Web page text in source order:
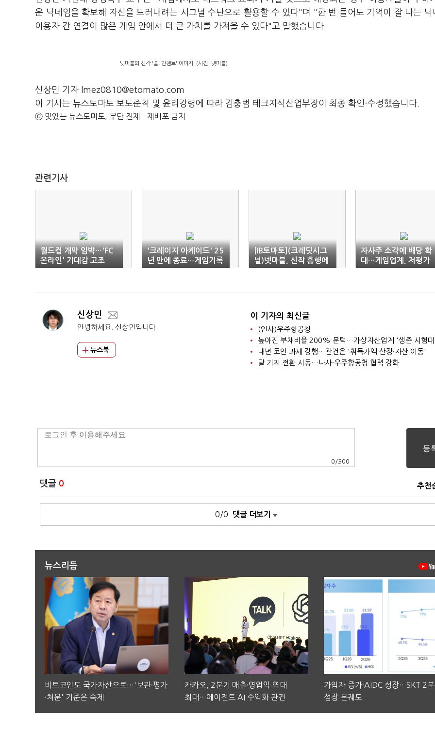
운 닉네임을 확보해 자신을 드러내려는 시그널 수단으로 활용할 수 있다"며 "한 번 들어도 기억이 잘 나는 닉
이용자 간 연결이 많은 게임 안에서 더 큰 가치를 가져올 수 있다"고 말했습니다.
넷마블의 신작 '솔: 인챈트' 이미지. (사진=넷마블)
신상민 기자 lmez0810@etomato.com
이 기사는 뉴스토마토 보도준칙 및 윤리강령에 따라 김충범 테크지식산업부장이 최종 확인·수정했습니다.
ⓒ 맛있는 뉴스토마토, 무단 전재 - 재배포 금지
관련기사
월드컵 개막 임박…'FC
온라인' 기대감 고조
'크레이지 아케이드' 25
년 만에 종료…게임기록
보존 도마위
[IB토마토](크레딧시그
널)넷마블, 신작 흥행에
차입부담 완화…신사옥
자사주 소각에 배당 확
대…게임업계, 저평가
탈출 '안간힘'
신상민
안녕하세요. 신상민입니다.
뉴스북
이 기자의 최신글
(인사)우주항공청
높아진 부채비율 200% 문턱…가상자산업계 '생존 시험
내년 코인 과세 강행…관건은 '취득가액 산정·자산 이동'
달 기지 전환 시동…나사·우주항공청 협력 강화
0 /300
댓글 0 추천
0/0 댓글 더보기
뉴스리듬
비트코인도 국가자산으로…'보관·평가
·처분' 기준은 숙제
카카오, 2분기 매출·영업익 역대
최대…에이전트 AI 수익화 관건
가입자 증가·AIDC 성장…SKT 2
성장 본궤도